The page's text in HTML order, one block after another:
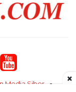
Media Siber
×